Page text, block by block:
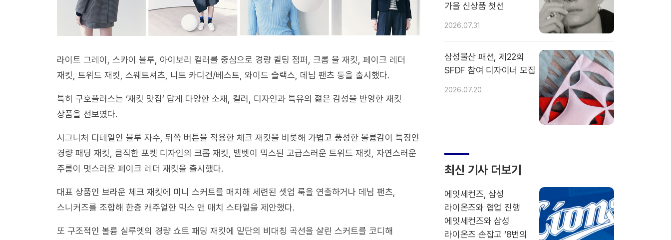
라이트 그레이, 스카이 블루, 아이보리 컬러를 중심으로 경량 퀼팅 점퍼, 크롭 울 재킷, 페이크 레더
재킷, 트위드 재킷, 스웨트셔츠, 니트 카디건/베스트, 와이드 슬랙스, 데님 팬츠 등을 출시했다.
특히 구호플러스는 ‘재킷 맛집’ 답게 다양한 소재, 컬러, 디자인과 특유의 젊은 감성을 반영한 재킷
상품을 선보였다.
시그니처 디테일인 블루 자수, 뒤쪽 버튼을 적용한 체크 재킷을 비롯해 가볍고 풍성한 볼륨감이 특징인
경량 패딩 재킷, 큼직한 포켓 디자인의 크롭 재킷, 벨벳이 믹스된 고급스러운 트위드 재킷, 자연스러운
주름이 멋스러운 페이크 레더 재킷을 출시했다.
대표 상품인 브라운 체크 재킷에 미니 스커트를 매치해 세련된 셋업 룩을 연출하거나 데님 팬츠,
스니커즈를 조합해 한층 캐주얼한 믹스 앤 매치 스타일을 제안했다.
또 구조적인 볼륨 실루엣의 경량 쇼트 패딩 재킷에 밑단의 비대칭 곡선을 살린 스커트를 코디해
가을 신상품 첫선
2026.07.31
삼성물산 패션, 제22회
SFDF 참여 디자이너 모집
2026.07.20
최신 기사 더보기
에잇세컨즈, 삼성
라이온즈와 협업 진행
에잇세컨즈와 삼성
라이온즈 손잡고 ‘8번의